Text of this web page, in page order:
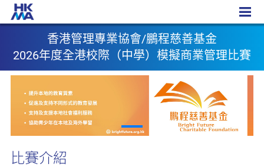
香港管理專業協會/鵬程慈善基金 2026年度全港校際（中學）模擬商業管理比賽
香港管理專業協會/鵬程慈善基金
2026年度全港校際（中學）模擬商業管理比賽
比賽介紹